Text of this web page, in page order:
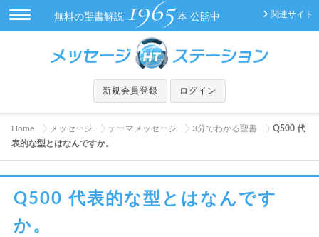
関連サイト
無料の聖書解説 1965 本 公開中
新規会員登録 ログイン
Home メッセージ テーマメッセージ 3分でわかる聖書
Q500 代
表的な型とはなんですか。
Q500 代表的な型とはなんです
か。